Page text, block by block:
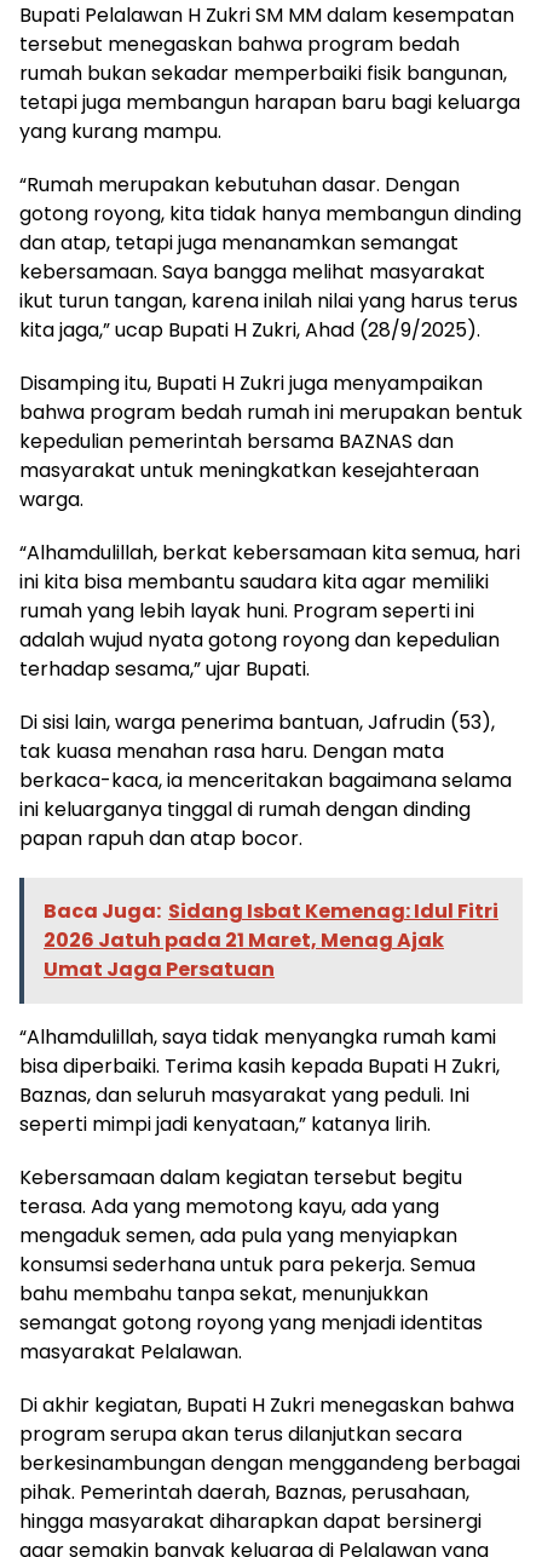
Bupati Pelalawan H Zukri SM MM dalam kesempatan
tersebut menegaskan bahwa program bedah
rumah bukan sekadar memperbaiki fisik bangunan,
tetapi juga membangun harapan baru bagi keluarga
yang kurang mampu.
“Rumah merupakan kebutuhan dasar. Dengan
gotong royong, kita tidak hanya membangun dinding
dan atap, tetapi juga menanamkan semangat
kebersamaan. Saya bangga melihat masyarakat
ikut turun tangan, karena inilah nilai yang harus terus
kita jaga,” ucap Bupati H Zukri, Ahad (28/9/2025).
Disamping itu, Bupati H Zukri juga menyampaikan
bahwa program bedah rumah ini merupakan bentuk
kepedulian pemerintah bersama BAZNAS dan
masyarakat untuk meningkatkan kesejahteraan
warga.
“Alhamdulillah, berkat kebersamaan kita semua, hari
ini kita bisa membantu saudara kita agar memiliki
rumah yang lebih layak huni. Program seperti ini
adalah wujud nyata gotong royong dan kepedulian
terhadap sesama,” ujar Bupati.
Di sisi lain, warga penerima bantuan, Jafrudin (53),
tak kuasa menahan rasa haru. Dengan mata
berkaca-kaca, ia menceritakan bagaimana selama
ini keluarganya tinggal di rumah dengan dinding
papan rapuh dan atap bocor.
Baca Juga: Sidang Isbat Kemenag: Idul Fitri
2026 Jatuh pada 21 Maret, Menag Ajak
Umat Jaga Persatuan
“Alhamdulillah, saya tidak menyangka rumah kami
bisa diperbaiki. Terima kasih kepada Bupati H Zukri,
Baznas, dan seluruh masyarakat yang peduli. Ini
seperti mimpi jadi kenyataan,” katanya lirih.
Kebersamaan dalam kegiatan tersebut begitu
terasa. Ada yang memotong kayu, ada yang
mengaduk semen, ada pula yang menyiapkan
konsumsi sederhana untuk para pekerja. Semua
bahu membahu tanpa sekat, menunjukkan
semangat gotong royong yang menjadi identitas
masyarakat Pelalawan.
Di akhir kegiatan, Bupati H Zukri menegaskan bahwa
program serupa akan terus dilanjutkan secara
berkesinambungan dengan menggandeng berbagai
pihak. Pemerintah daerah, Baznas, perusahaan,
hingga masyarakat diharapkan dapat bersinergi
agar semakin banyak keluarga di Pelalawan yang